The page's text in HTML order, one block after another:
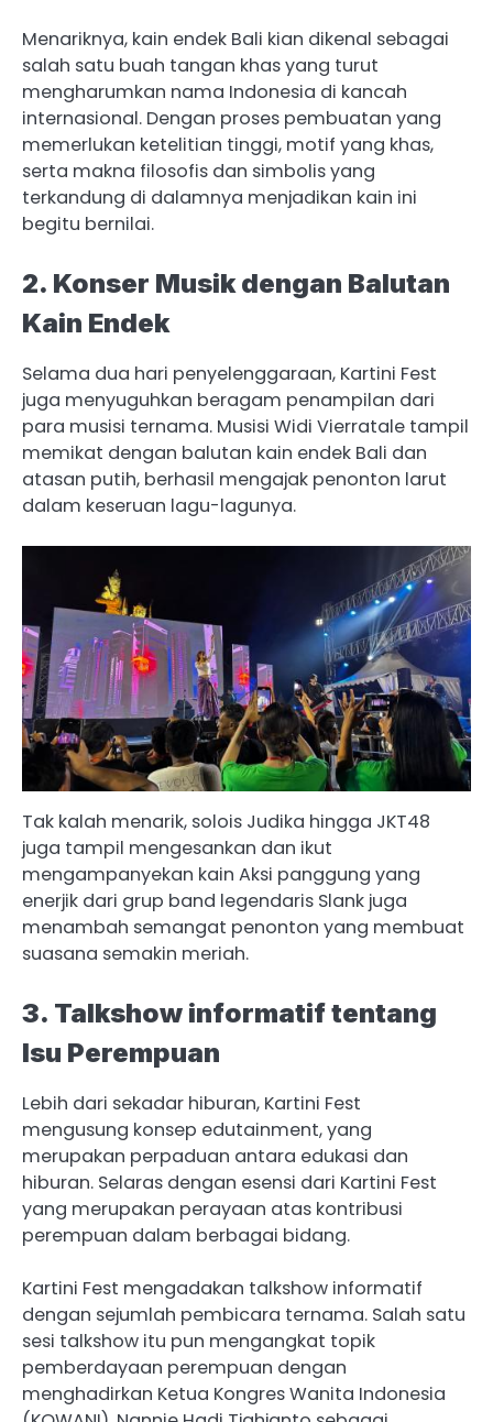
Menariknya, kain endek Bali kian dikenal sebagai
salah satu buah tangan khas yang turut
mengharumkan nama Indonesia di kancah
internasional. Dengan proses pembuatan yang
memerlukan ketelitian tinggi, motif yang khas,
serta makna filosofis dan simbolis yang
terkandung di dalamnya menjadikan kain ini
begitu bernilai.
2. Konser Musik dengan Balutan
Kain Endek
Selama dua hari penyelenggaraan, Kartini Fest
juga menyuguhkan beragam penampilan dari
para musisi ternama. Musisi Widi Vierratale tampil
memikat dengan balutan kain endek Bali dan
atasan putih, berhasil mengajak penonton larut
dalam keseruan lagu-lagunya.
Tak kalah menarik, solois Judika hingga JKT48
juga tampil mengesankan dan ikut
mengampanyekan kain Aksi panggung yang
enerjik dari grup band legendaris Slank juga
menambah semangat penonton yang membuat
suasana semakin meriah.
3. Talkshow informatif tentang
Isu Perempuan
Lebih dari sekadar hiburan, Kartini Fest
mengusung konsep edutainment, yang
merupakan perpaduan antara edukasi dan
hiburan. Selaras dengan esensi dari Kartini Fest
yang merupakan perayaan atas kontribusi
perempuan dalam berbagai bidang.
Kartini Fest mengadakan talkshow informatif
dengan sejumlah pembicara ternama. Salah satu
sesi talkshow itu pun mengangkat topik
pemberdayaan perempuan dengan
menghadirkan Ketua Kongres Wanita Indonesia